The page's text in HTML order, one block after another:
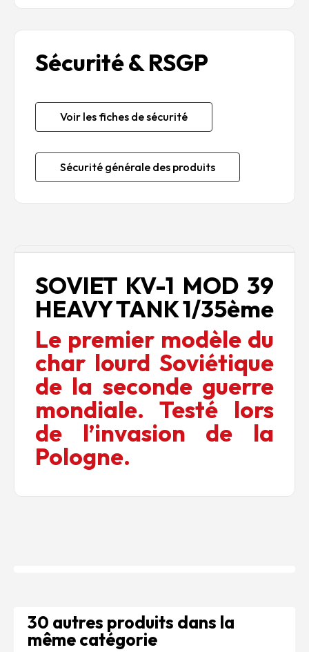
Sécurité & RSGP
Voir les fiches de sécurité
Sécurité générale des produits
SOVIET KV-1 MOD 39
HEAVY TANK 1/35ème
Le premier modèle du
char lourd Soviétique
de la seconde guerre
mondiale. Testé lors
de l’invasion de la
Pologne.
30 autres produits dans la
même catégorie